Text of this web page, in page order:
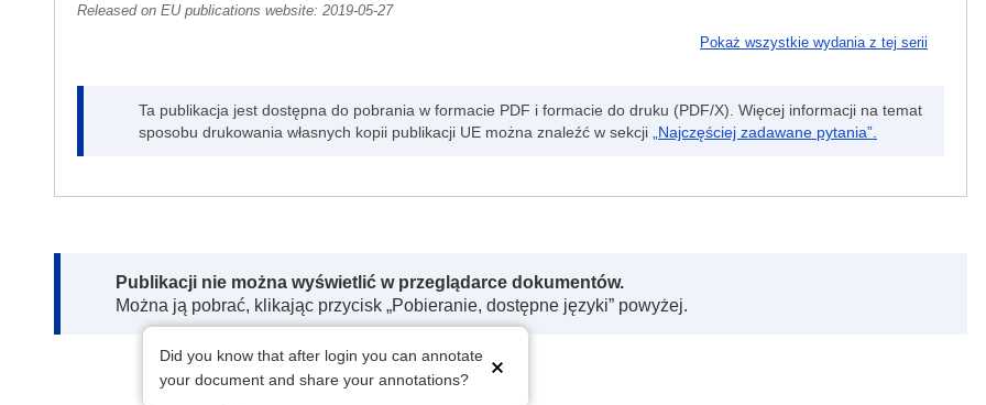
Released on EU publications website: 2019-05-27
Pokaż wszystkie wydania z tej serii
Ta publikacja jest dostępna do pobrania w formacie PDF i formacie do druku (PDF/X). Więcej informacji na temat
sposobu drukowania własnych kopii publikacji UE można znaleźć w sekcji
„Najczęściej zadawane pytania”.
Note:
Publikacji nie można wyświetlić w przeglądarce dokumentów.
Można ją pobrać, klikając przycisk „Pobieranie, dostępne języki” powyżej.
Did you know that after login you can annotate
your document and share your annotations?